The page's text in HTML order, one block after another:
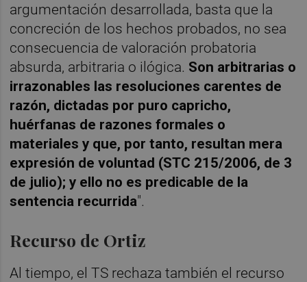
argumentación desarrollada, basta que la
concreción de los hechos probados, no sea
consecuencia de valoración probatoria
absurda, arbitraria o ilógica. Son arbitrarias o
irrazonables las resoluciones carentes de
razón, dictadas por puro capricho,
huérfanas de razones formales o
materiales y que, por tanto, resultan mera
expresión de voluntad (STC 215/2006, de 3
de julio); y ello no es predicable de la
sentencia recurrida".
Recurso de Ortiz
Al tiempo, el TS rechaza también el recurso